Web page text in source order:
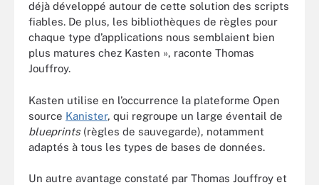
déjà développé autour de cette solution des scripts
fiables. De plus, les bibliothèques de règles pour
chaque type d’applications nous semblaient bien
plus matures chez Kasten », raconte Thomas
Jouffroy.
Kasten utilise en l’occurrence la plateforme Open
source Kanister, qui regroupe un large éventail de
blueprints(règles de sauvegarde), notamment
adaptés à tous les types de bases de données.
Un autre avantage constaté par Thomas Jouffroy et